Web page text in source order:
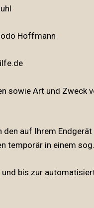
Hoffmann
sowie Art und Zweck
den auf Ihrem
temporär in einem
bis zur